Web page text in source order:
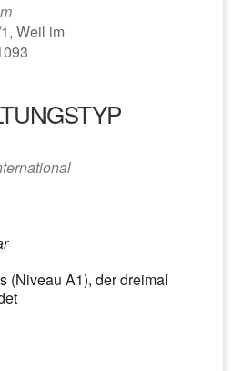
Weil im
(Niveau A1), der dreimal